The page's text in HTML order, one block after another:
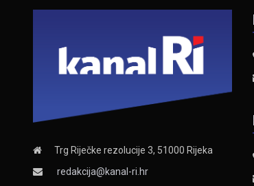
Trg Riječke rezolucije 3, 51000 Rijeka
redakcija@kanal-ri.hr